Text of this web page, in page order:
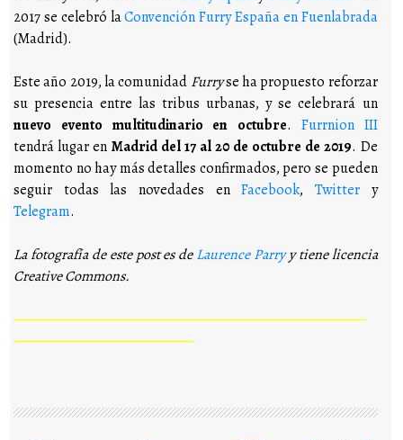
2017 se celebró laConvención Furry España en Fuenlabrada
(Madrid).
Este año 2019, la comunidad Furryse ha propuesto reforzar
su presencia entre las tribus urbanas, y se celebrará un
nuevo evento multitudinario en octubre. Furrnion III
tendrá lugar en Madrid del 17 al 20 de octubre de 2019. De
momento no hay más detalles confirmados, pero se pueden
seguir todas las novedades enFacebook, Twittery
Telegram.
La fotografía de este post es deLaurence Parryy tiene licencia
Creative Commons.
————————————————————————————
——————————————-